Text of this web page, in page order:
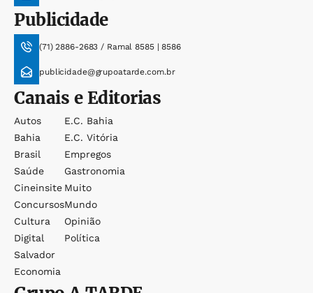
Publicidade
(71) 2886-2683 / Ramal 8585 | 8586
publicidade@grupoatarde.com.br
Canais e Editorias
Autos
Bahia
Brasil
Saúde
Cineinsite
Concursos
Cultura
Digital
Salvador
Economia
E.c. Bahia
E.c. Vitória
Empregos
Gastronomia
Muito
Mundo
Opinião
Política